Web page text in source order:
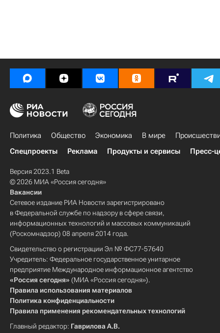
Политика Общество Экономика В мире
Спецпроекты
Реклама Продукты и сервисы Пресс-
Версия 2023.1 Beta
© 2026 МИА «Россия сегодня»
Вакансии
Сетевое издание РИА Новости зарегистрировано
в Федеральной службе по надзору в сфере связи,
информационных технологий и массовых коммуникаций
(Роскомнадзор) 08 апреля 2014 года.
Свидетельство о регистрации Эл № ФС77-57640
Учредитель: Федеральное государственное унитарное
предприятие Международное информационное агентство
«Россия сегодня» (МИА «Россия сегодня»).
Правила использования материалов
Политика конфиденциальности
Правила применения рекомендательных технологий
Главный редактор: Гаврилова А.В.